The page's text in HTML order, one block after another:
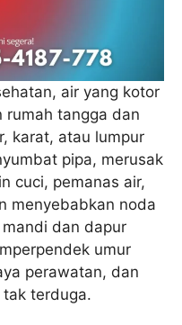
air yang kotor
rumah tangga dan
karat, atau lumpur
pipa, merusak
cuci, pemanas air,
menyebabkan noda
dan dapur
umur
perawatan, dan
tak terduga.